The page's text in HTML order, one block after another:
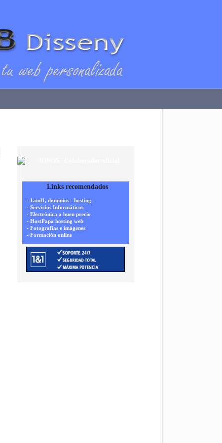
Links recomendados
- 1and1, dominios - hosting
- Servicios Informáticos
- Electrónica a buen precio
- HostPapa hosting web
- Fotografías e imágenes
- Formación online